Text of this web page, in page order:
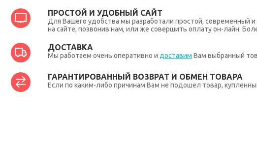
ПРОСТОЙ И УДОБНЫЙ САЙТ
Для Вашего удобства мы разработали простой, современный
на сайте, позвонив нам, или же совершить оплату он-лайн.
ДОСТАВКА
Мы работаем очень оперативно и доставим Вам выбранный
ГАРАНТИРОВАННЫЙ ВОЗВРАТ И ОБМЕН ТОВАРА
Если по каким-либо причинам Вам не подошел товар,